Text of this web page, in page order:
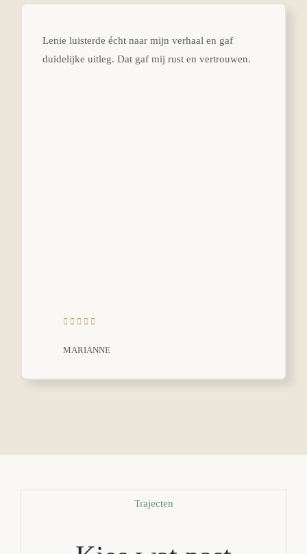
Lenie luisterde écht naar mijn verhaal en gaf
duidelijke uitleg. Dat gaf mij rust en vertrouwen.
MARIANNE
Trajecten